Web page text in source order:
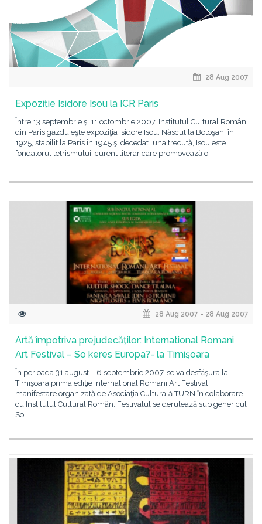
28 Aug 2007
Expoziţie Isidore Isou la ICR Paris
Între 13 septembrie şi 11 octombrie 2007, Institutul Cultural Român
din Paris găzduieşte expoziţia Isidore Isou. Născut la Botoşani în
1925, stabilit la Paris în 1945 şi decedat luna trecută, Isou este
fondatorul letrismului, curent literar care promovează o
28 Aug 2007 - 28 Aug 2007
Artă împotriva prejudecăţilor: International Romani
Art Festival – So keres Europa?- la Timişoara
În perioada 31 august – 6 septembrie 2007, se va desfăşura la
Timişoara prima ediţie International Romani Art Festival,
manifestare organizată de Asociaţia Culturală TURN în colaborare
cu Institutul Cultural Român. Festivalul se derulează sub genericul
So